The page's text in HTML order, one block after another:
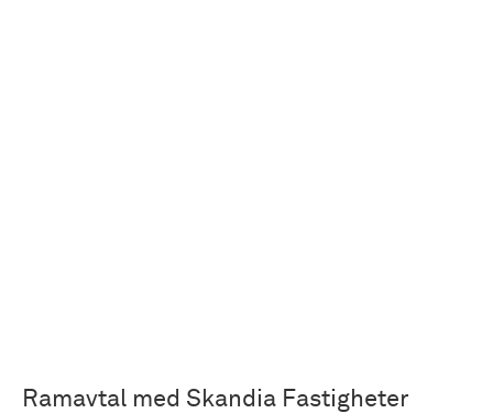
Ramavtal med Skandia Fastigheter